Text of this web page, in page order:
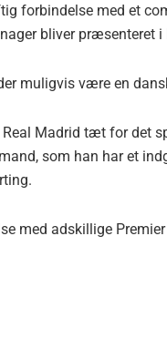
forbindelse med et
bliver præsenteret i
muligvis være en
Madrid tæt for det
som han har et
med adskillige